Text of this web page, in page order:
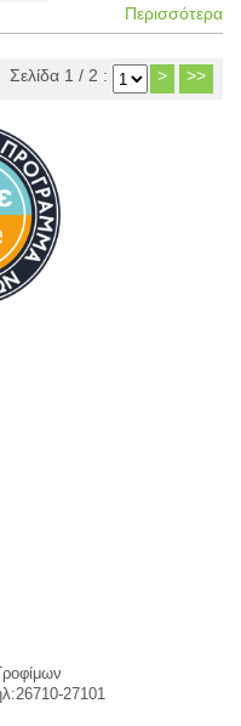
Περισσότερα
Σελίδα 1 / 2 : > >>
27101